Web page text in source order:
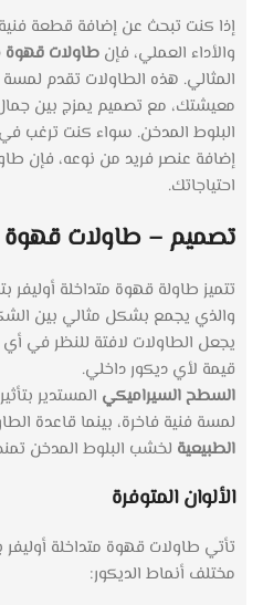
إذا كنت تبحث عن إضافة قطعة
والأداء العملي، فإن طاولات قهوة
المثالي. هذه الطاولات تقدم لمسة
معيشتك، مع تصميم يمزج بين
البلوط المدخن. سواء كنت ترغب
إضافة عنصر فريد من نوعه، فإن
احتياجاتك.
تصميم – طاولات قهوة
تتميز طاولة قهوة متداخلة
والذي يجمع بشكل مثالي بين
يجعل الطاولات لافتة للنظر في
قيمة لأي ديكور داخلي.
السطح السيراميكي المستدير
لمسة فنية فاخرة، بينما قاعدة
الطبيعية لخشب البلوط المدخن
الألوان المتوفرة
تأتي طاولات قهوة متداخلة أوليفر
مختلف أنماط الديكور: